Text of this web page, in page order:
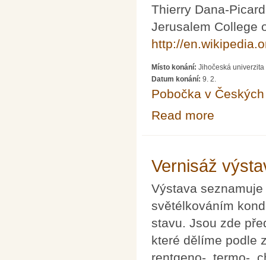
Thierry Dana-Picard
Jerusalem College
http://
Místo konání: Jihočeská
Datum konání: 9. 2.
Pobočka v
Read more
Vernisáž
Výstava
světélkováním
stavu. Jsou zde
které dělíme podle